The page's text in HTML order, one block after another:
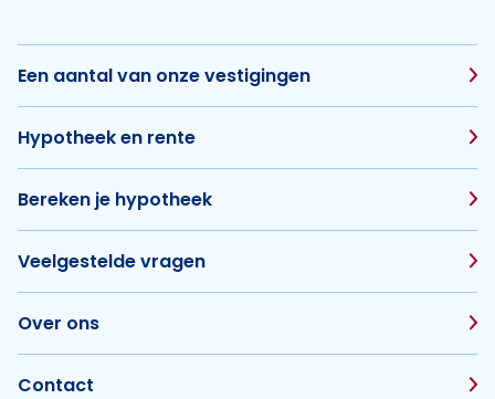
Een aantal van onze vestigingen
Hypotheek en rente
Bereken je hypotheek
Veelgestelde vragen
Over ons
Contact